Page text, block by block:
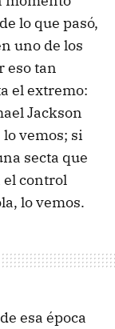
lo que pasó,
uno de los
eso tan
el extremo:
Jackson
vemos; si
secta que
el control
lo vemos.
esa época